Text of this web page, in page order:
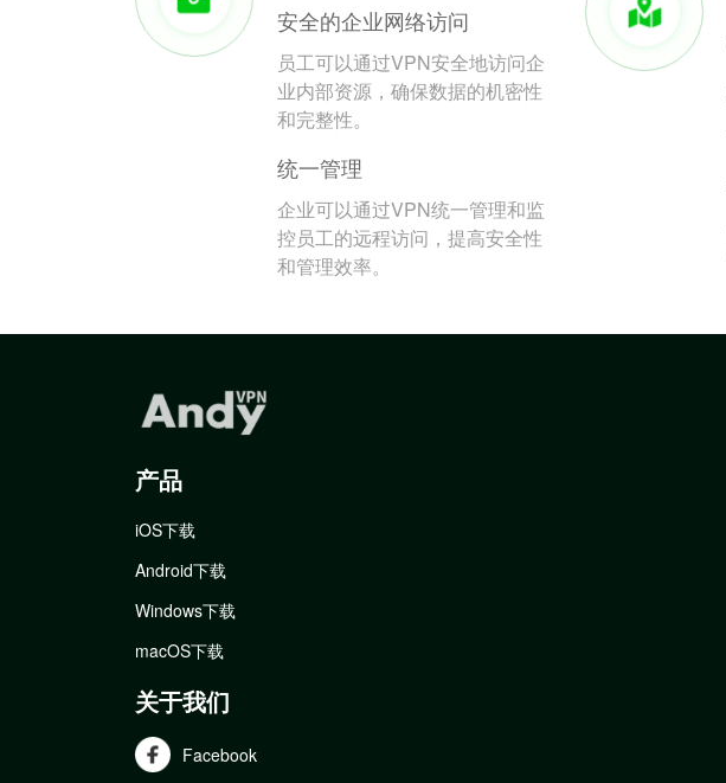
安全的企业网络访问
员工可以通过VPN安全地访问企
业内部资源，确保数据的机密性
和完整性。
统一管理
企业可以通过VPN统一管理和监
控员工的远程访问，提高安全性
和管理效率。
产品
iOS下载
Android下载
Windows下载
macOS下载
关于我们
Facebook